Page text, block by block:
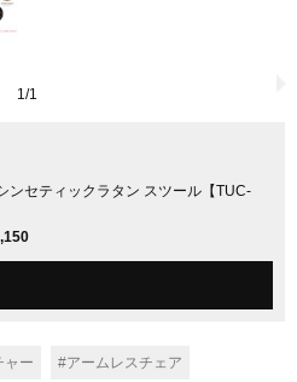
1/1
セティックラタン スツール【TUC-
ャー #アームレスチェア